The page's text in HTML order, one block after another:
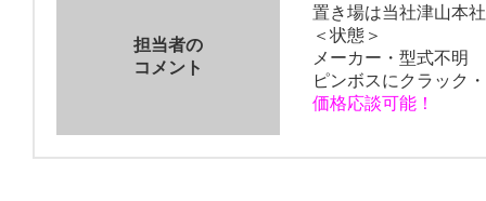
担当者の
コメント
置き場は当社津山本
＜状態＞
メーカー・型式不明
ピンボスにクラック
価格応談可能！